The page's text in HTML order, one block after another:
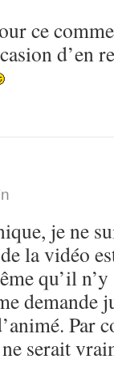
ce
d’en
je ne
la vidéo
qu’il
demande
Par
serait